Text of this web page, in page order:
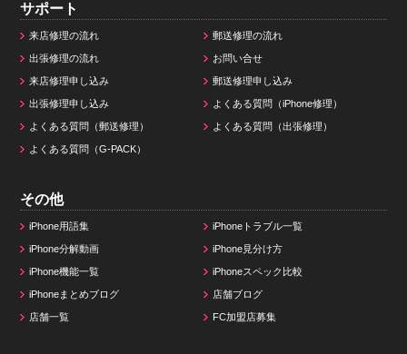
サポート
来店修理の流れ 郵送修理の流れ
出張修理の流れ お問い合せ
来店修理申し込み 郵送修理申し込み
出張修理申し込み よくある質問（iPhone修理）
よくある質問（郵送修理） よくある質問（出張修理）
よくある質問（G-PACK）
その他
iPhone用語集 iPhoneトラブル一覧
iPhone分解動画 iPhone見分け方
iPhone機能一覧 iPhoneスペック比較
iPhoneまとめブログ 店舗ブログ
店舗一覧 FC加盟店募集